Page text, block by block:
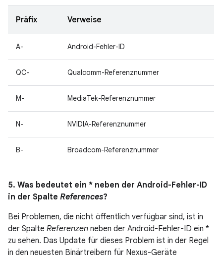
Präfix Verweise
A- Android-Fehler-ID
QC- Qualcomm-Referenznummer
M- MediaTek-Referenznummer
N- NVIDIA-Referenznummer
B- Broadcom-Referenznummer
5. Was bedeutet ein * neben der Android-Fehler-ID
in der Spalte References?
Bei Problemen, die nicht öffentlich verfügbar sind, ist in
der Spalte Referenzen neben der Android-Fehler-ID ein *
zu sehen. Das Update für dieses Problem ist in der Regel
in den neuesten Binärtreibern für Nexus-Geräte